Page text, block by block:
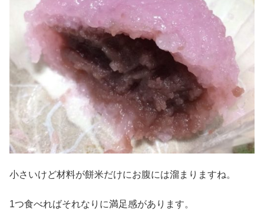
小さいけど材料が餅米だけにお腹には溜まりますね。
1つ食べればそれなりに満足感があります。